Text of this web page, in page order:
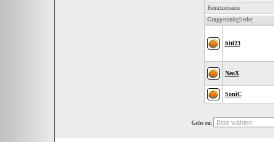
Benutzername
Gruppenmitglieder
hiti23
NeoX
SoniC
Gehe zu: